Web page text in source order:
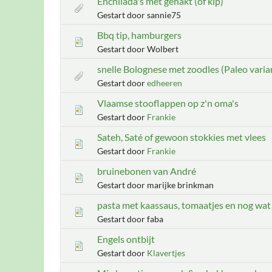
Gestart door sannie75
Bbq tip, hamburgers
Gestart door Wolbert
snelle Bolognese met zoodles (Paleo
Gestart dooredheeren
Vlaamse stooflappen op z'n oma's
Gestart door Frankie
Sateh, Saté of gewoon stokkies met vlees
Gestart door Frankie
bruinebonen van André
Gestart door marijke brinkman
pasta met kaassaus, tomaatjes en nog wat
Gestart door faba
Engels ontbijt
Gestart door Klavertjes